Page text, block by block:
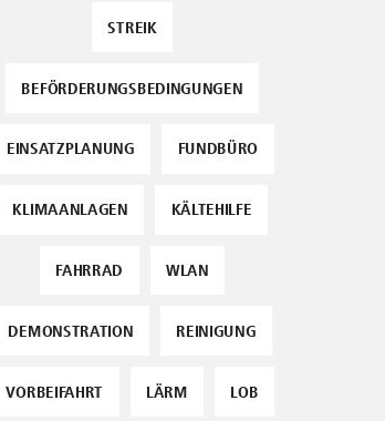
STREIK
BEFÖRDERUNGSBEDINGUNGEN
EINSATZPLANUNG FUNDBÜRO
KLIMAANLAGEN KÄLTEHILFE
FAHRRAD WLAN
DEMONSTRATION REINIGUNG
VORBEIFAHRT LÄRM LOB